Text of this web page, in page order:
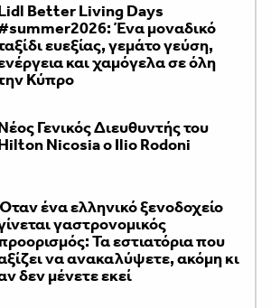
Better Living Days
Ένα μοναδικό
ευεξίας, γεμάτο γεύση,
και χαμόγελα σε όλη
Κύπρο
Γενικός Διευθυντής του
Nicosia ο Ilio Rodoni
ένα ελληνικό ξενοδοχείο
γαστρονομικός
Τα εστιατόρια που
να ανακαλύψετε, ακόμη κι
δεν μένετε εκεί